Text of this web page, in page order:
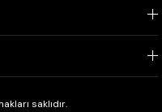
saklıdır.